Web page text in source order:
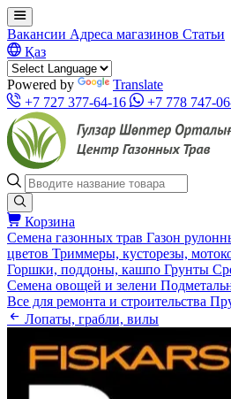
Вакансии Адреса магазинов Статьи
Қаз
Powered by
Translate
+7 727 377-64-16
+7 778 747-
Корзина
Семена газонных трав Газон
цветов Триммеры, кусторезы,
Горшки, поддоны, кашпо Грунты
Семена овощей и зелени
Все для ремонта и строительства
Лопаты, грабли, вилы